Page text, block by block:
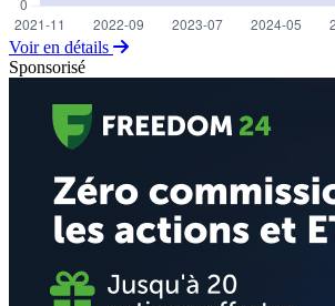
Voir en détails
Sponsorisé